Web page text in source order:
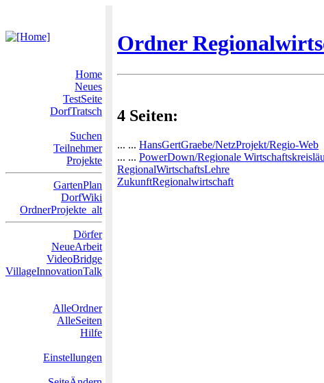
Ordner
Home
Neues
TestSeite
DorfTratsch
Suchen
Teilnehmer
Projekte
GartenPlan
DorfWiki
OrdnerProjekte_alt
Dörfer
NeueArbeit
VideoBridge
VillageInnovationTalk
AlleOrdner
AlleSeiten
Hilfe
Einstellungen
4 Seiten:
... ... HansGertGraebe/NetzProjekt/Regio-Web
... ... PowerDown/Regionale
RegionalWirtschaftsLehre
ZukunftRegionalwirtschaft